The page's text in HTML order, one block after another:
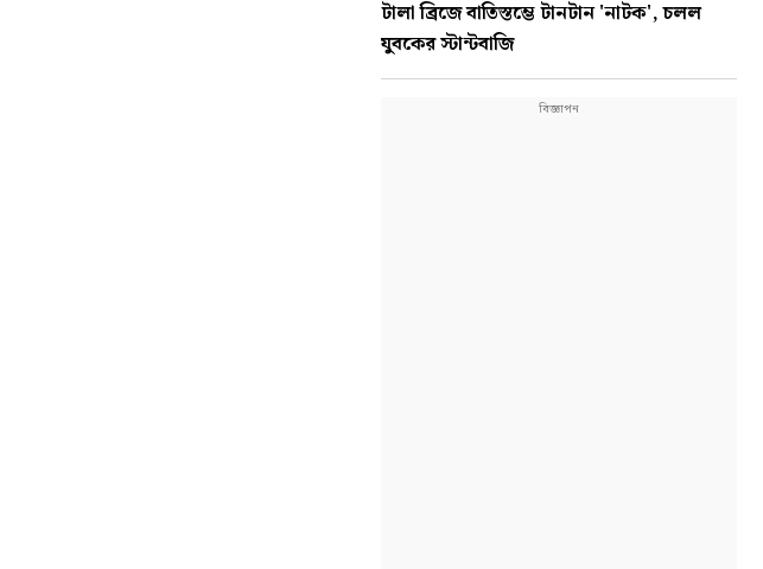
টালা ব্রিজে বাতিস্তম্ভে টানটান 'নাটক', চলল
যুবকের স্টান্টবাজি